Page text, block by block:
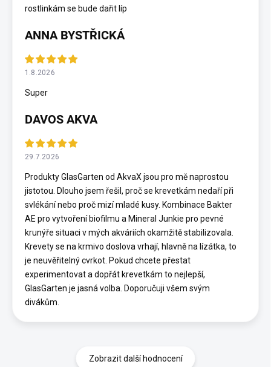
rostlinkám se bude dařit líp
ANNA BYSTŘICKÁ
1.8.2026
Super
DAVOS AKVA
29.7.2026
Produkty GlasGarten od AkvaX jsou pro mě naprostou
jistotou. Dlouho jsem řešil, proč se krevetkám nedaří při
svlékání nebo proč mizí mladé kusy. Kombinace Bakter
AE pro vytvoření biofilmu a Mineral Junkie pro pevné
krunýře situaci v mých akváriích okamžitě stabilizovala.
Krevety se na krmivo doslova vrhají, hlavně na lízátka, to
je neuvěřitelný cvrkot. Pokud chcete přestat
experimentovat a dopřát krevetkám to nejlepší,
GlasGarten je jasná volba. Doporučuji všem svým
divákům.
Zobrazit další hodnocení